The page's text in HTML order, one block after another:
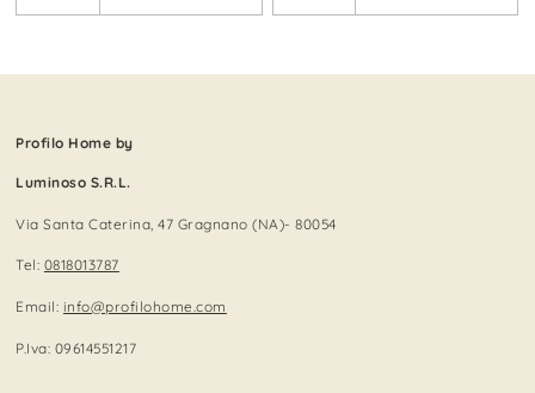
Profilo Home by
Luminoso S.R.L.
Via Santa Caterina, 47 Gragnano (NA)- 80054
Tel: 0818013787
Email: info@profilohome.com
P.Iva: 09614551217